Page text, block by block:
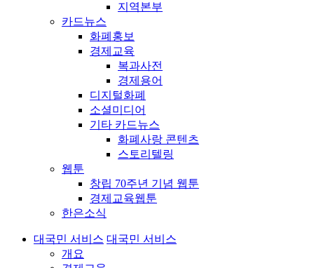
지역본부
카드뉴스
화폐홍보
경제교육
복과사전
경제용어
디지털화폐
소셜미디어
기타 카드뉴스
화폐사랑 콘텐츠
스토리텔링
웹툰
창립 70주년 기념 웹툰
경제교육웹툰
한은소식
대국민 서비스 대국민 서비스
개요